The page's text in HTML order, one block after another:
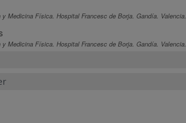
Medicina Física. Hospital Francesc de Borja. Gandía. Valencia.
Medicina Física. Hospital Francesc de Borja. Gandía. Valencia.